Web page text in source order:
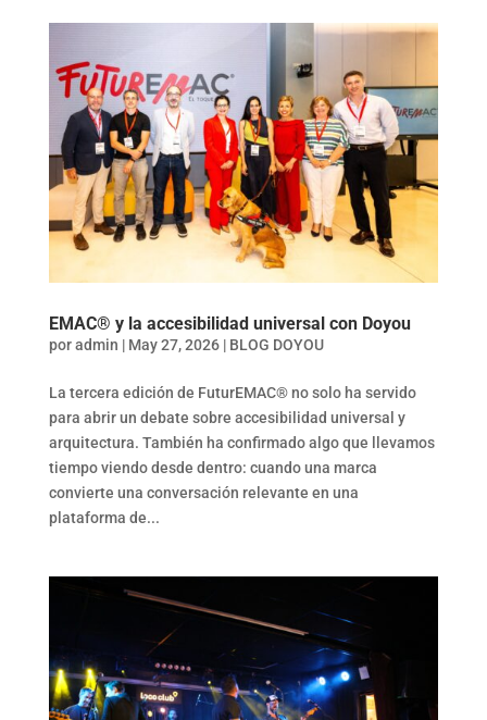
EMAC® y la accesibilidad universal con Doyou
poradmin | May 27, 2026| BLOG DOYOU
La tercera edición de FuturEMAC® no solo ha servido
para abrir un debate sobre accesibilidad universal y
arquitectura. También ha confirmado algo que llevamos
tiempo viendo desde dentro: cuando una marca
convierte una conversación relevante en una
plataforma de...